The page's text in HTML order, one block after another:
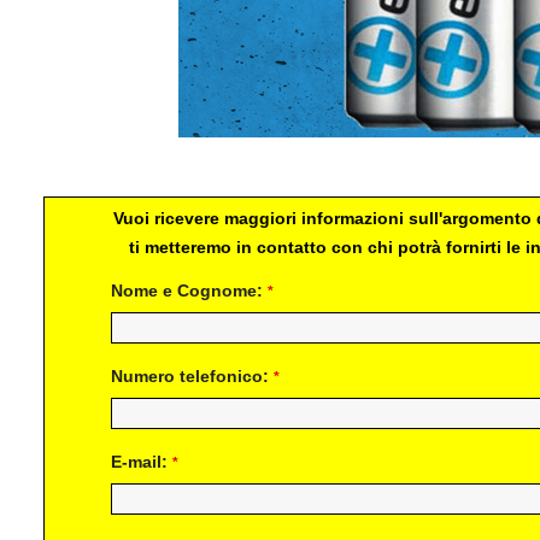
Vuoi ricevere maggiori informazioni
ti metteremo in contatto con chi potrà fornirti le
Nome e Cognome: *
Numero telefonico: *
E-mail: *